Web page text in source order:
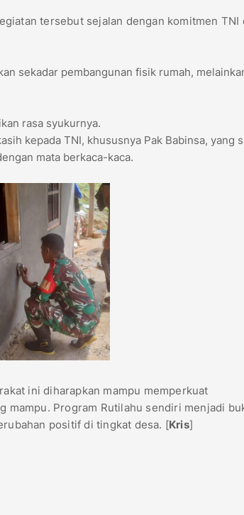
tersebut sejalan dengan komitmen TNI
sekadar pembangunan fisik rumah,
rasa syukurnya.
kepada TNI, khususnya Pak Babinsa, yang
mata berkaca-kaca.
ini diharapkan mampu memperkuat
mampu. Program Rutilahu sendiri menjadi
positif di tingkat desa. [Kris]